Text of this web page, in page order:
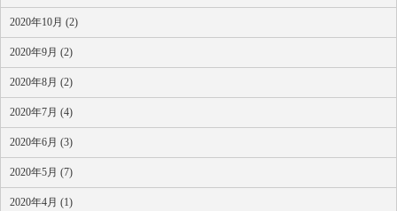
2020年10月 (2)
2020年9月 (2)
2020年8月 (2)
2020年7月 (4)
2020年6月 (3)
2020年5月 (7)
2020年4月 (1)